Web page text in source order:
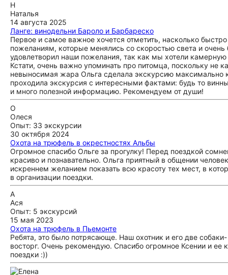
Н
Наталья
14 августа 2025
Ланге: винодельни Бароло и Барбареско
Первое и самое важное хочется отметить, насколько
пожеланиям, которые менялись со скоростью света и
удовлетворил наши пожелания, так как мы хотели
Кстати, очень важно упоминать про питомца, поскольку не
невыносимая жара Ольга сделала экскурсию максимально
проходила экскурсия с интересными фактами: будь то
и много полезной информацию. Рекомендуем от души!
О
Олеся
Опыт: 33 экскурсии
30 октября 2024
Охота на трюфель в окрестностях Альбы
Огромное спасибо Ольге за прогулку! Перед поездкой
красиво и познавательно. Ольга приятный в общении
искреннем желанием показать всю красоту тех мест, в
в организации поездки.
А
Ася
Опыт: 5 экскурсий
15 мая 2023
Охота на трюфель в Пьемонте
Ребята, это было потрясающе. Наш охотник и его две
восторг. Очень рекомендую. Спасибо огромное Ксении и ее
поездки :))